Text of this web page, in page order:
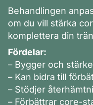
Behandlingen
om du vill stärka
komplettera din
Fördelar:
– Bygger och
– Kan bidra till
– Stödjer
– Förbättrar core-